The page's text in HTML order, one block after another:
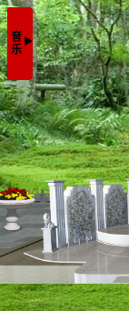
▶
音乐